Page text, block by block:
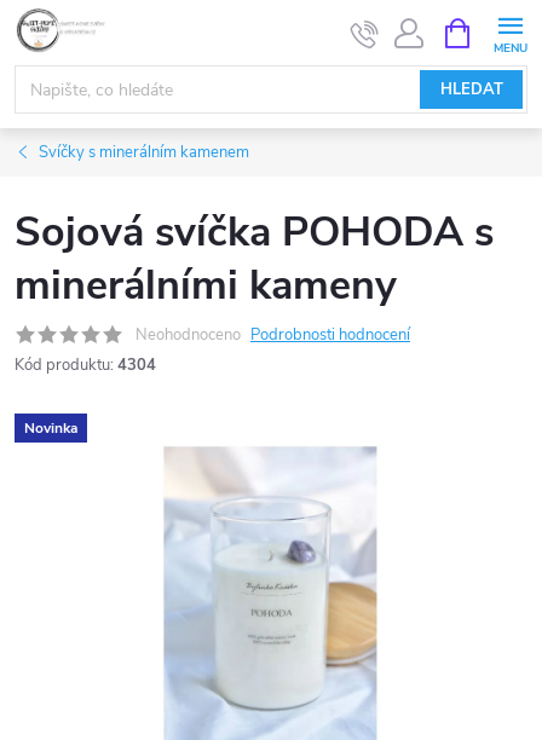
Přejít
obsah
HLEDAT
NÁKUPNÍ
KOŠÍK
Svíčky s minerálním kamenem
Sojová svíčka POHODA s
minerálními kameny
Neohodnoceno Podrobnosti hodnocení
Kód produktu: 4304
Novinka